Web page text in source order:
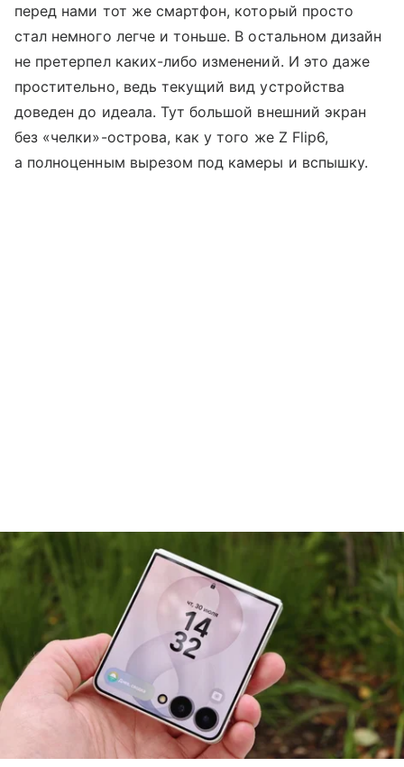
перед нами тот же смартфон, который просто
стал немного легче и тоньше. В остальном дизайн
не претерпел каких-либо изменений. И это даже
простительно, ведь текущий вид устройства
доведен до идеала. Тут большой внешний экран
без «челки»-острова, как у того же Z Flip6,
а полноценным вырезом под камеры и вспышку.